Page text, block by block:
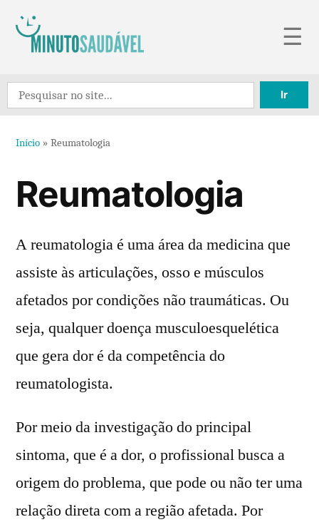
Pular
para
conteúdo
☰
Search
for:
Início » Reumatologia
Reumatologia
A reumatologia é uma área da medicina que
assiste às articulações, osso e músculos
afetados por condições não traumáticas. Ou
seja, qualquer doença musculoesquelética
que gera dor é da competência do
reumatologista.
Por meio da investigação do principal
sintoma, que é a dor, o profissional busca a
origem do problema, que pode ou não ter uma
relação direta com a região afetada. Por